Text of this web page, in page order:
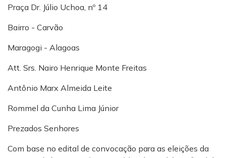
Praça Dr. Júlio Uchoa, nº 14
Bairro - Carvão
Maragogi - Alagoas
Att. Srs. Nairo Henrique Monte Freitas
Antônio Marx Almeida Leite
Rommel da Cunha Lima Júnior
Prezados Senhores
Com base no edital de convocação para as eleições da